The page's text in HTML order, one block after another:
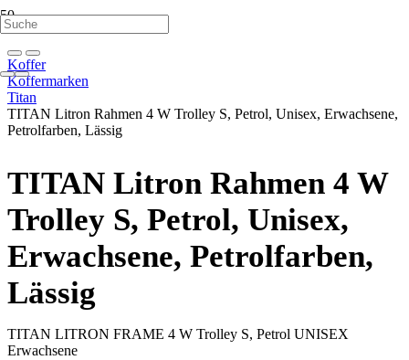
Koffer
Koffermarken
Titan
TITAN Litron Rahmen 4 W Trolley S, Petrol, Unisex, Erwachsene,
Petrolfarben, Lässig
TITAN Litron Rahmen 4 W
Trolley S, Petrol, Unisex,
Erwachsene, Petrolfarben,
Lässig
TITAN LITRON FRAME 4 W Trolley S, Petrol UNISEX
Erwachsene